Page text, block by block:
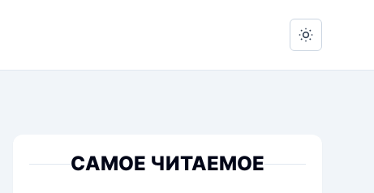
Switch to
САМОЕ ЧИТАЕМОЕ